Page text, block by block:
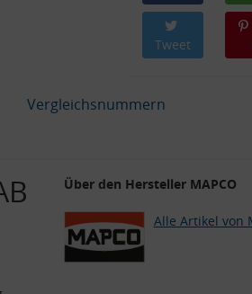
Tweet
Vergleichsnummern
Über den Hersteller MAPCO
Alle Artikel von